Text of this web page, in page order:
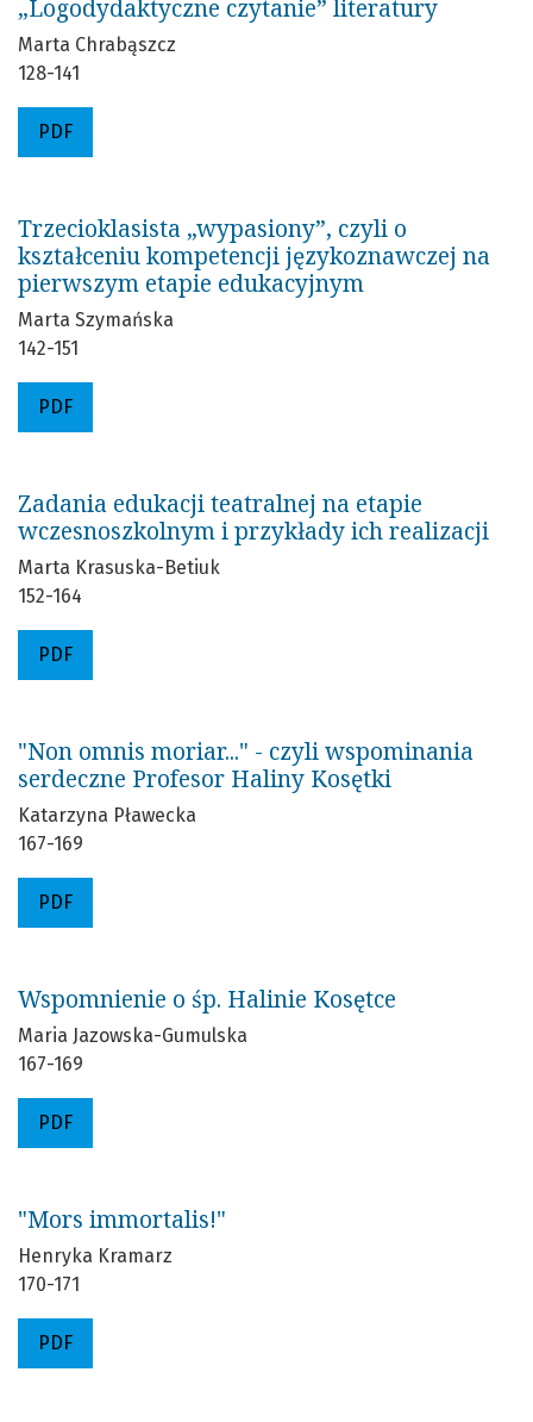
„Logodydaktyczne czytanie” literatury
Marta Chrabąszcz
128-141
PDF
Trzecioklasista „wypasiony”, czyli o
kształceniu kompetencji językoznawczej na
pierwszym etapie edukacyjnym
Marta Szymańska
142-151
PDF
Zadania edukacji teatralnej na etapie
wczesnoszkolnym i przykłady ich realizacji
Marta Krasuska-Betiuk
152-164
PDF
"Non omnis moriar..." - czyli wspominania
serdeczne Profesor Haliny Kosętki
Katarzyna Pławecka
167-169
PDF
Wspomnienie o śp. Halinie Kosętce
Maria Jazowska-Gumulska
167-169
PDF
"Mors immortalis!"
Henryka Kramarz
170-171
PDF